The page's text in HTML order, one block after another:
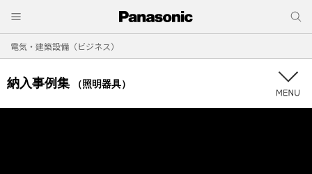
電気・建築設備（ビジネス）
納入事例集 （照明器具）